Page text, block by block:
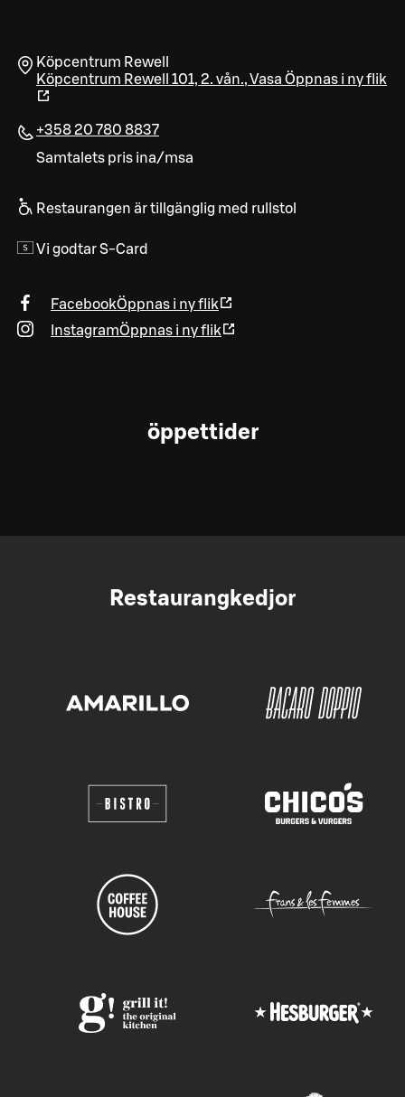
Köpcentrum Rewell
Köpcentrum Rewell 101, 2. vån.,Vasa Öppnas i ny flik
+358 20 780 8837
Samtalets pris ina/msa
Restaurangen är tillgänglig med rullstol
Vi godtar S-Card
FacebookÖppnas i ny flik
InstagramÖppnas i ny flik
öppettider
Restaurangkedjor